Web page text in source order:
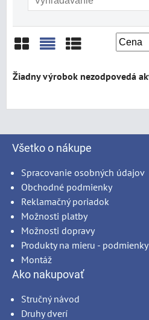
Mriežka
Všetko o nákupe
Spracovanie osobných údajov
Obchodné podmienky
Reklamačný poriadok
Možnosti platby
Možnosti dopravy
Produkty na mieru - podmienky
Montáž
Ako nakupovať
Stručný návod
Druhy dverí